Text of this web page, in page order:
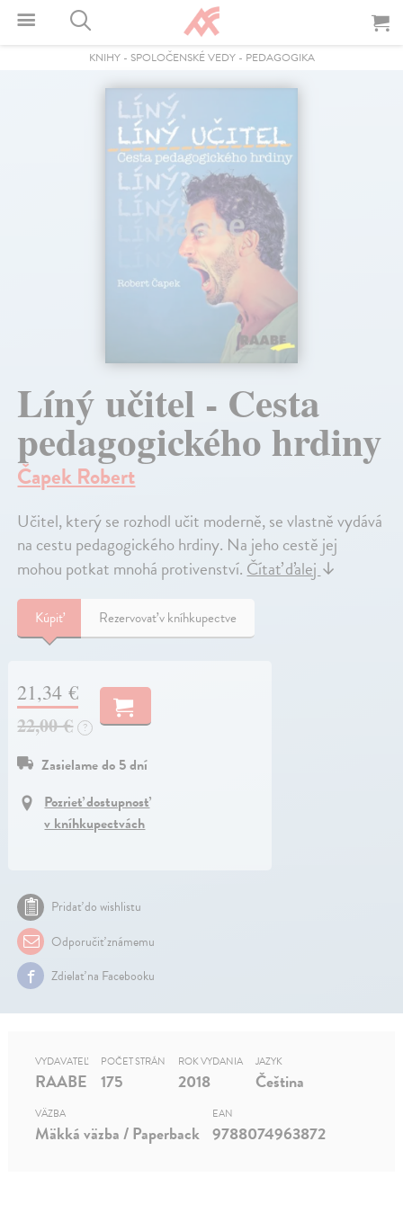
KNIHY- SPOLOČENSKÉ VEDY- PEDAGOGIKA
Líný učitel - Cesta
pedagogického hrdiny
Čapek Robert
Učitel, který se rozhodl učit moderně, se vlastně vydává
na cestu pedagogického hrdiny. Na jeho cestě jej
mohou potkat mnohá protivenství.Čítať ďalej↓
Kúpiť Rezervovať v kníhkupectve
21,34 €
22,00 €
?
Zasielame do 5 dní
Pozrieť dostupnosť
v kníhkupectvách
Pridať do wishlistu
Odporučiť známemu
Zdielať na Facebooku
VYDAVATEĽ
RAABE
POČET STRÁN
175
ROK VYDANIA
2018
JAZYK
Čeština
VÄZBA
Mäkká väzba / Paperback
EAN
9788074963872